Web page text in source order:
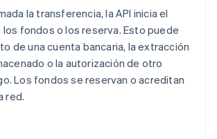
la transferencia, la API inicia el
fondos o los reserva. Esto puede
de una cuenta bancaria, la extracción
o la autorización de otro
Los fondos se reservan o acreditan
red.